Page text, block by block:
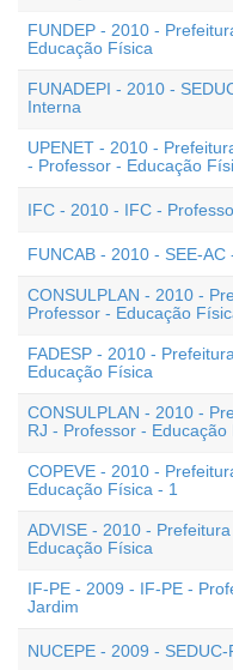
FUNDEP - 2010 -
Educação Física
FUNADEPI - 2010 -
Interna
UPENET - 2010 -
- Professor - Educação
IFC - 2010 - IFC -
FUNCAB - 2010 - SEE-
CONSULPLAN - 2010 -
Professor - Educação
FADESP - 2010 -
Educação Física
CONSULPLAN - 2010 -
RJ - Professor - Educação
COPEVE - 2010 -
Educação Física - 1
ADVISE - 2010 -
Educação Física
IF-PE - 2009 - IF-PE -
Jardim
NUCEPE - 2009 -